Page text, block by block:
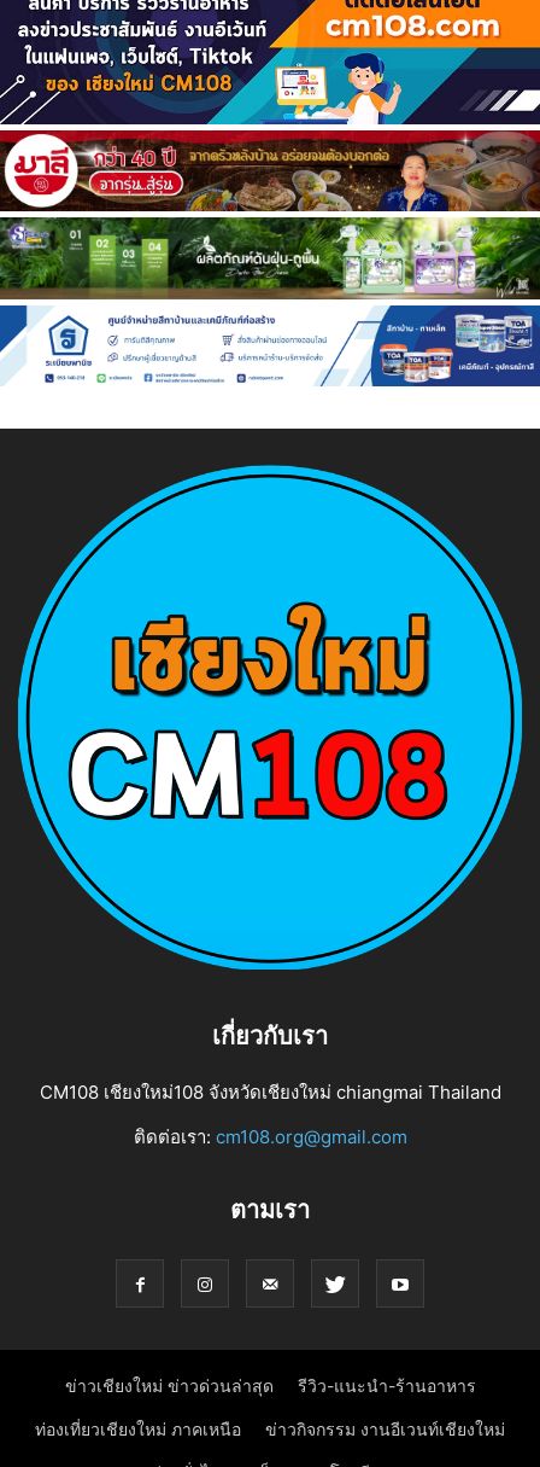
เกี่ยวกับเรา
CM108 เชียงใหม่108 จังหวัดเชียงใหม่ chiangmai Thailand
ติดต่อเรา: cm108.org@gmail.com
ตามเรา
ข่าวเชียงใหม่ ข่าวด่วนล่าสุด รีวิว-แนะนำ-ร้านอาหาร
ท่องเที่ยวเชียงใหม่ ภาคเหนือ ข่าวกิจกรรม งานอีเวนท์เชียงใหม่